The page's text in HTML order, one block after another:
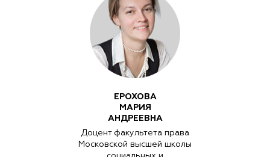
ЕРОХОВА
МАРИЯ
АНДРЕЕВНА
Доцент факультета права
Московской высшей школы